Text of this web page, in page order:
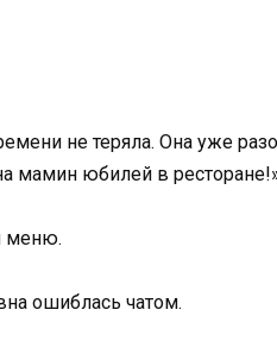
не теряла. Она уже
мамин юбилей в
меню.
ошиблась чатом.